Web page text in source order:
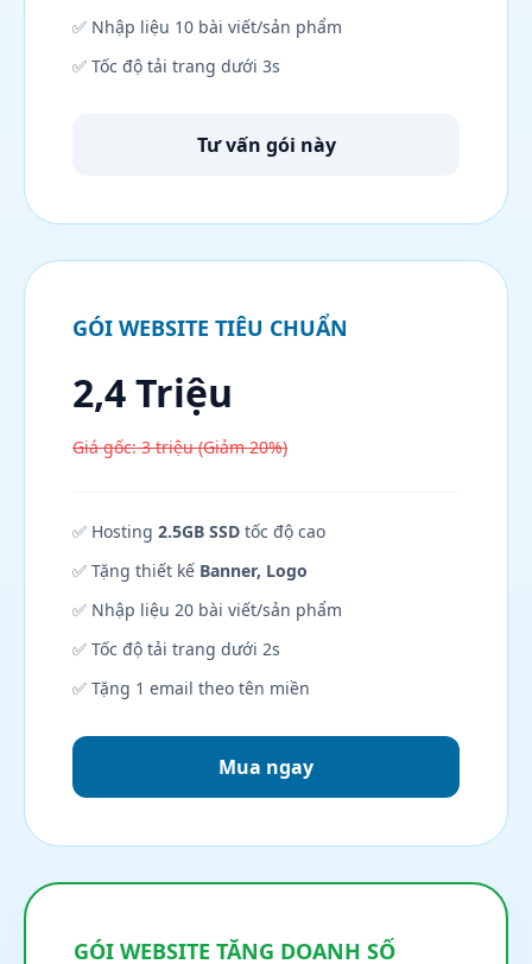
✅ Nhập liệu 10 bài viết/sản phẩm
✅ Tốc độ tải trang dưới 3s
Tư vấn gói này
GÓI WEBSITE TIÊU CHUẨN
2,4 Triệu
Giá gốc: 3 triệu (Giảm 20%)
✅ Hosting 2.5GB SSD tốc độ cao
✅ Tặng thiết kế Banner, Logo
✅ Nhập liệu 20 bài viết/sản phẩm
✅ Tốc độ tải trang dưới 2s
✅ Tặng 1 email theo tên miền
Mua ngay
GÓI WEBSITE TĂNG DOANH SỐ